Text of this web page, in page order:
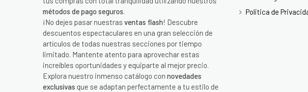
métodos de pago seguros.
¡No dejes pasar nuestras ventas flash! Descubre
descuentos espectaculares en una gran selección de
artículos de todas nuestras secciones por tiempo
limitado. Mantente atento para aprovechar estas
increíbles oportunidades y equiparte al mejor precio.
Explora nuestro inmenso catálogo con novedades
exclusivas que se adaptan perfectamente a tu estilo de
Politica de